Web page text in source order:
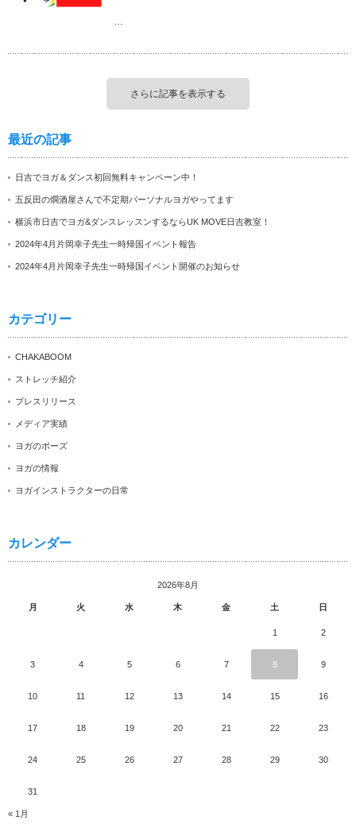
…
さらに記事を表示する
最近の記事
日吉でヨガ＆ダンス初回無料キャンペーン中！
五反田の燗酒屋さんで不定期パーソナルヨガやってます
横浜市日吉でヨガ&ダンスレッスンするならUK MOVE日吉教室！
2024年4月片岡幸子先生一時帰国イベント報告
2024年4月片岡幸子先生一時帰国イベント開催のお知らせ
カテゴリー
CHAKABOOM
ストレッチ紹介
プレスリリース
メディア実績
ヨガのポーズ
ヨガの情報
ヨガインストラクターの日常
カレンダー
2026年8月
月 火 水 木 金 土 日
1 2
3 4 5 6 7 8 9
10 11 12 13 14 15 16
17 18 19 20 21 22 23
24 25 26 27 28 29 30
31
« 1月